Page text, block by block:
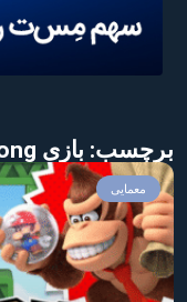
برچسب: بازی Mario vs. Donkey Kong
معمایی